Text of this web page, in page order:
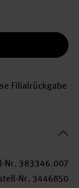
Filial­rückgabe
Nr. 383346.007
Nr. 3446850